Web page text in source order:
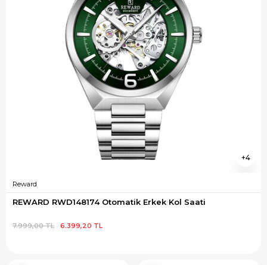
4
Reward
REWARD RWD148174 Otomatik Erkek Kol Saati
6.399,20 TL
7.999,00 TL